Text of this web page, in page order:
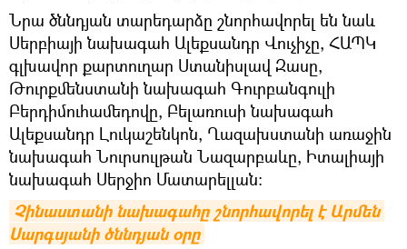
Նրա ծննդյան տարեդարձը շնորհավորել են նաև
Սերբիայի նախագահ Ալեքսանդր Վուչիչը, ՀԱՊԿ
գլխավոր քարտուղար Ստանիսլավ Զասը,
Թուրքմենստանի նախագահ Գուրբանգուլի
Բերդիմուհամեդովը, Բելառուսի նախագահ
Ալեքսանդր Լուկաշենկոն, Ղազախստանի առաջին
նախագահ Նուրսուլթան Նազարբաևը, Իտալիայի
նախագահ Սերջիո Մատարելլան։
Չինաստանի նախագահը շնորհավորել է Արմեն
Սարգսյանի ծննդյան օրը